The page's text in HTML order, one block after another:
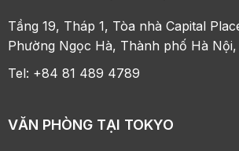
Tầng 19, Tháp 1, Tòa nhà Capital
Phường Ngọc Hà, Thành phố Hà Nội,
Tel: +84 81 489 4789
VĂN PHÒNG TẠI TOKYO